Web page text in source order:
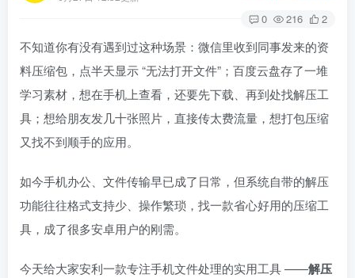
0 216 2
不知道你有没有遇到过这种场景：微信里收到同事发来的资
料压缩包，点半天显示 “无法打开文件”；百度云盘存了一堆
学习素材，想在手机上查看，还要先下载、再到处找解压工
具；想给朋友发几十张照片，直接传太费流量，想打包压缩
又找不到顺手的应用。
如今手机办公、文件传输早已成了日常，但系统自带的解压
功能往往格式支持少、操作繁琐，找一款省心好用的压缩工
具，成了很多安卓用户的刚需。
今天给大家安利一款专注手机文件处理的实用工具 ——解压